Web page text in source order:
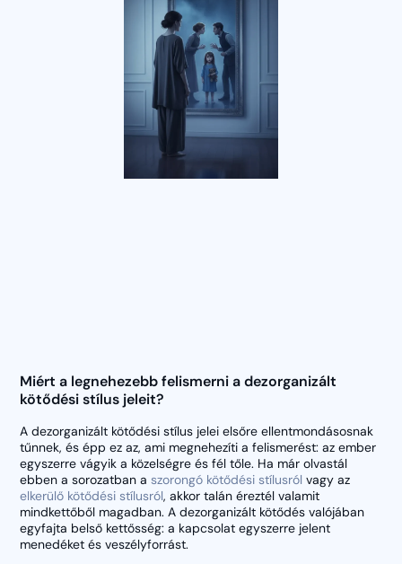
Miért a legnehezebb felismerni a dezorganizált
kötődési stílus jeleit?
A dezorganizált kötődési stílus jelei elsőre ellentmondásosnak
tűnnek, és épp ez az, ami megnehezíti a felismerést: az ember
egyszerre vágyik a közelségre és fél tőle. Ha már olvastál
ebben a sorozatban aszorongó kötődési stílusról vagy az
elkerülő kötődési stílusról, akkor talán éreztél valamit
mindkettőből magadban. A dezorganizált kötődés valójában
egyfajta belső kettősség: a kapcsolat egyszerre jelent
menedéket és veszélyforrást.